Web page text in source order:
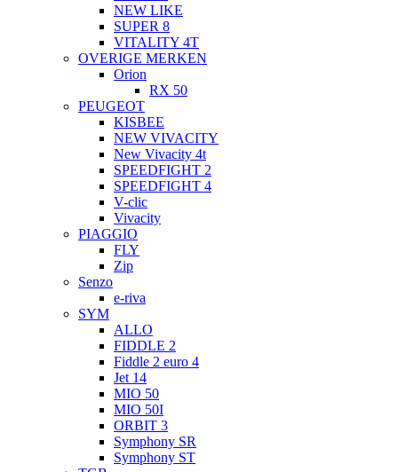
NEW LIKE
SUPER 8
VITALITY 4T
OVERIGE MERKEN
Orion
RX 50
PEUGEOT
KISBEE
NEW VIVACITY
New Vivacity 4t
SPEEDFIGHT 2
SPEEDFIGHT 4
V-clic
Vivacity
PIAGGIO
FLY
Zip
Senzo
e-riva
SYM
ALLO
FIDDLE 2
Fiddle 2 euro 4
Jet 14
MIO 50
MIO 50I
ORBIT 3
Symphony SR
Symphony ST